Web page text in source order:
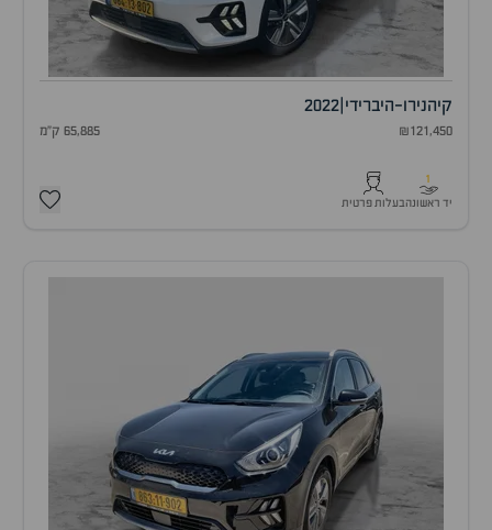
קיהנירו-היברידי 2022
₪121,450 65,885 ק"מ
1
יד ראשונהבעלות פרטית